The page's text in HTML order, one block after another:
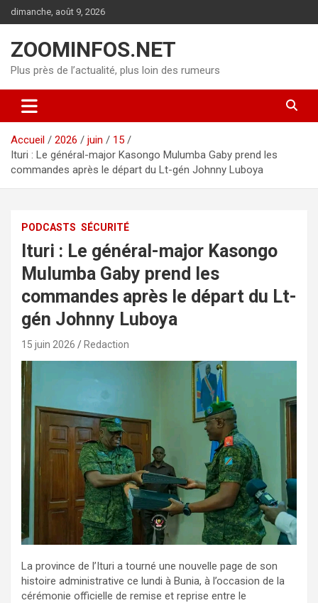
Aller
au
dimanche, août 9, 2026
ZOOMINFOS.NET
Plus près de l’actualité, plus loin des rumeurs
Accueil 2026 juin
15
Ituri : Le général-major Kasongo Mulumba Gaby prend les
commandes après le départ du Lt-gén Johnny Luboya
PODCASTS SÉCURITÉ
Ituri : Le général-major Kasongo
Mulumba Gaby prend les
commandes après le départ du Lt-
gén Johnny Luboya
15 juin 2026 Redaction
La province de l’Ituri a tourné une nouvelle page de son
histoire administrative ce lundi à Bunia, à l’occasion de la
cérémonie officielle de remise et reprise entre le